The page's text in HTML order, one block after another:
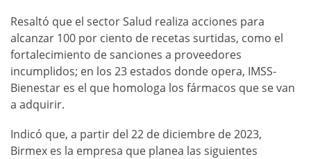
Resaltó que el sector Salud realiza acciones para
alcanzar 100 por ciento de recetas surtidas, como el
fortalecimiento de sanciones a proveedores
incumplidos; en los 23 estados donde opera, IMSS-
Bienestar es el que homologa los fármacos que se van
a adquirir.
Indicó que, a partir del 22 de diciembre de 2023,
Birmex es la empresa que planea las siguientes